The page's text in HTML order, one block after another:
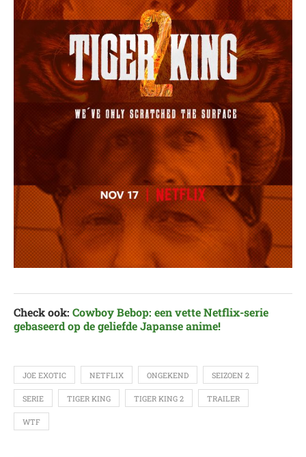
Check ook: Cowboy Bebop: een vette Netflix-serie
gebaseerd op de geliefde Japanse anime!
JOE EXOTIC NETFLIX ONGEKEND SEIZOEN 2
SERIE TIGER KING TIGER KING 2 TRAILER
WTF